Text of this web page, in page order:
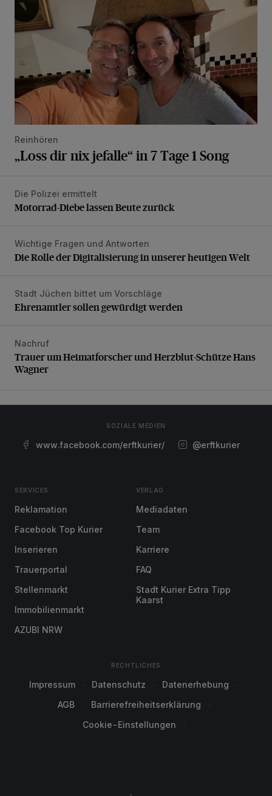
Reinhören
„Loss dir nix jefalle“ in 7 Tage 1 Song
Motorrad-Diebe lassen Beute zurück
Die Polizei ermittelt
Motorrad-Diebe lassen Beute zurück
Die Rolle der Digitalisierung in unserer heutigen Welt
Wichtige Fragen und Antworten
Die Rolle der Digitalisierung in unserer heutigen Welt
Ehrenamtler sollen gewürdigt werden
Stadt Jüchen bittet um Vorschläge
Ehrenamtler sollen gewürdigt werden
Trauer um Heimatforscher und Herzblut-Schütze Hans
Nachruf
Trauer um Heimatforscher und Herzblut-Schütze Hans
Wagner
SOZIALE MEDIEN
www.facebook.com/erftkurier/ @erftkurier
SERVICES
Reklamation
Facebook Top Kurier
Inserieren
Trauerportal
Stellenmarkt
Immobilienmarkt
AZUBI NRW
VERLAG
Mediadaten
Team
Karriere
FAQ
Stadt Kurier Extra Tipp
Kaarst
RECHTLICHES
Impressum Datenschutz
Datenerhebung
AGB
Barrierefreiheitserklärung
Cookie-Einstellungen